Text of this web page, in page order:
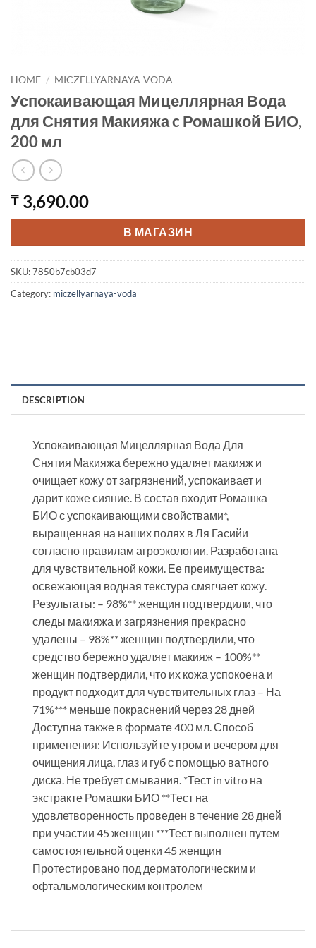
HOME / MICZELLYARNAYA-VODA
Успокаивающая Мицеллярная Вода
для Снятия Макияжа c Ромашкой БИО,
200 мл
₸ 3,690.00
В МАГАЗИН
SKU:7850b7cb03d7
Category: miczellyarnaya-voda
DESCRIPTION
Успокаивающая Мицеллярная Вода Для
Снятия Макияжа бережно удаляет макияж и
очищает кожу от загрязнений, успокаивает и
дарит коже сияние. В состав входит Ромашка
БИО с успокаивающими свойствами*,
выращенная на наших полях в Ля Гасийи
согласно правилам агроэкологии. Разработана
для чувствительной кожи. Ее преимущества:
освежающая водная текстура смягчает кожу.
Результаты: – 98%** женщин подтвердили, что
следы макияжа и загрязнения прекрасно
удалены – 98%** женщин подтвердили, что
средство бережно удаляет макияж – 100%**
женщин подтвердили, что их кожа успокоена и
продукт подходит для чувствительных глаз – На
71%*** меньше покраснений через 28 дней
Доступна также в формате 400 мл. Способ
применения: Используйте утром и вечером для
очищения лица, глаз и губ с помощью ватного
диска. Не требует смывания. *Тест in vitro на
экстракте Ромашки БИО **Тест на
удовлетворенность проведен в течение 28 дней
при участии 45 женщин ***Тест выполнен путем
самостоятельной оценки 45 женщин
Протестировано под дерматологическим и
офтальмологическим контролем